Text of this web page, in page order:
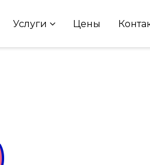
Услуги Цены